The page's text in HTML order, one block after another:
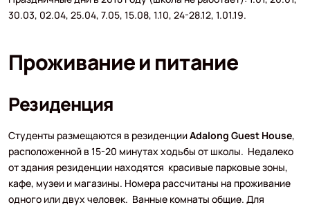
30.03, 02.04, 25.04, 7.05, 15.08, 1.10, 24-28.12, 1.01.19.
Проживание и питание
Резиденция
Студенты размещаются в резиденцииAdalong Guest House,
расположенной в 15-20 минутах ходьбы от школы. Недалеко
от здания резиденции находятся красивые парковые зоны,
кафе, музеи и магазины. Номера рассчитаны на проживание
одного или двух человек. Ванные комнаты общие. Для